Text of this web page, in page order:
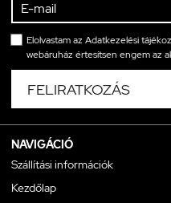
Elolvastam az Adatkezelési
webáruház értesítsen engem az
FELIRATKOZÁS
NAVIGÁCIÓ
Szállítási információk
Kezdőlap